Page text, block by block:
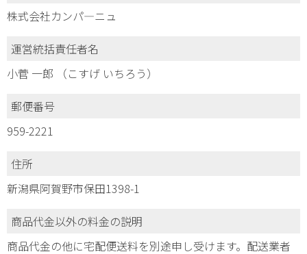
株式会社カンパ―ニュ
運営統括責任者名
小菅 一郎 （こすげ いちろう）
郵便番号
959-2221
住所
新潟県阿賀野市保田1398-1
商品代金以外の料金の説明
商品代金の他に宅配便送料を別途申し受けます。配送業者